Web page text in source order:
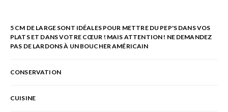
5 CM DE LARGE SONT IDÉALES POUR METTRE DU PEP'S DANS VOS
PLATS ET DANS VOTRE CŒUR ! MAIS ATTENTION ! NE DEMANDEZ
PAS DE LARDONS À UN BOUCHER AMÉRICAIN
CONSERVATION
CUISINE